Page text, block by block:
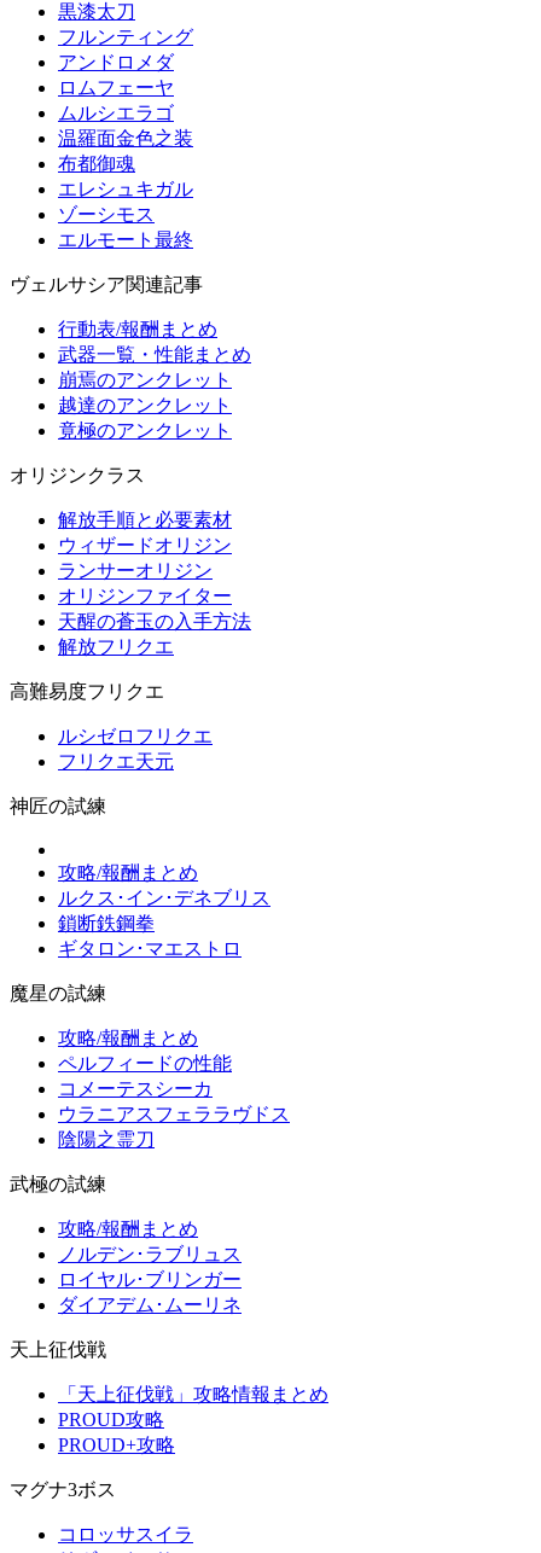
黒漆太刀
フルンティング
アンドロメダ
ロムフェーヤ
ムルシエラゴ
温羅面金色之装
布都御魂
エレシュキガル
ゾーシモス
エルモート最終
ヴェルサシア関連記事
行動表/報酬まとめ
武器一覧・性能まとめ
崩焉のアンクレット
越達のアンクレット
竟極のアンクレット
オリジンクラス
解放手順と必要素材
ウィザードオリジン
ランサーオリジン
オリジンファイター
天醒の蒼玉の入手方法
解放フリクエ
高難易度フリクエ
ルシゼロフリクエ
フリクエ天元
神匠の試練
攻略/報酬まとめ
ルクス･イン･デネブリス
鎖断鉄鋼拳
ギタロン･マエストロ
魔星の試練
攻略/報酬まとめ
ペルフィードの性能
コメーテスシーカ
ウラニアスフェララヴドス
陰陽之霊刀
武極の試練
攻略/報酬まとめ
ノルデン･ラブリュス
ロイヤル･ブリンガー
ダイアデム･ムーリネ
天上征伐戦
「天上征伐戦」攻略情報まとめ
PROUD攻略
PROUD+攻略
マグナ3ボス
コロッサスイラ